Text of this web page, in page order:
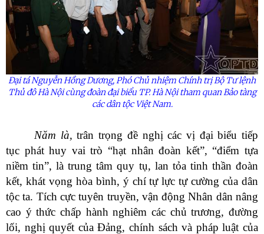
Đại tá Nguyễn Hồng Dương, Phó Chủ nhiệm Chính trị Bộ Tư lệnh
Thủ đô Hà Nội cùng đoàn đại biểu TP. Hà Nội tham quan Bảo tàng
các dân tộc Việt Nam.
Năm là, trân trọng đề nghị các vị đại biểu tiếp
tục phát huy vai trò “hạt nhân đoàn kết”, “điểm tựa
niềm tin”, là trung tâm quy tụ, lan tỏa tinh thần đoàn
kết, khát vọng hòa bình, ý chí tự lực tự cường của dân
tộc ta. Tích cực tuyên truyền, vận động Nhân dân nâng
cao ý thức chấp hành nghiêm các chủ trương, đường
lối, nghị quyết của Đảng, chính sách và pháp luật của